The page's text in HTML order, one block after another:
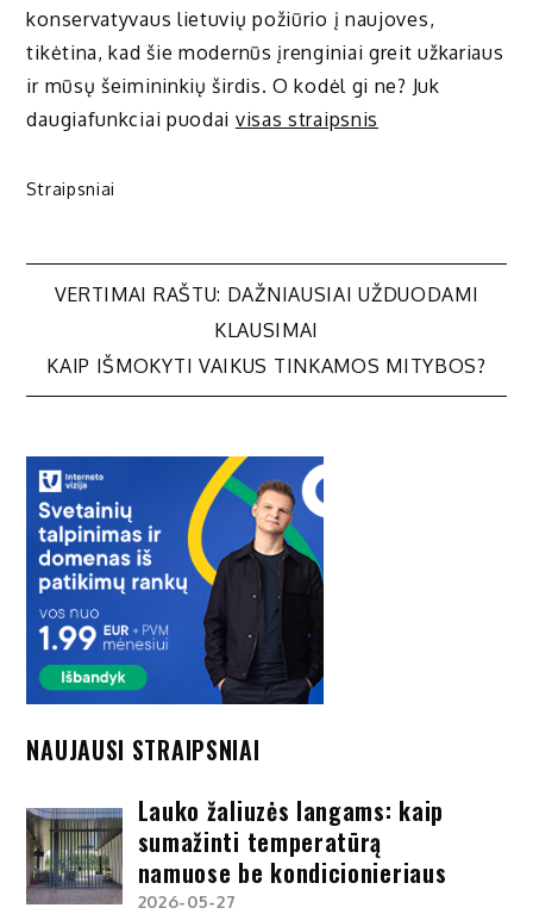
konservatyvaus lietuvių požiūrio į naujoves,
tikėtina, kad šie modernūs įrenginiai greit užkariaus
ir mūsų šeimininkių širdis. O kodėl gi ne? Juk
daugiafunkciai puodai visas straipsnis
Straipsniai
Navigacija
tarp
įrašų
VERTIMAI RAŠTU: DAŽNIAUSIAI UŽDUODAMI
KLAUSIMAI
KAIP IŠMOKYTI VAIKUS TINKAMOS MITYBOS?
NAUJAUSI STRAIPSNIAI
Lauko žaliuzės langams: kaip
sumažinti temperatūrą
namuose be kondicionieriaus
2026-05-27